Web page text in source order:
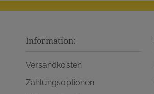
Information:
Versandkosten
Zahlungsoptionen